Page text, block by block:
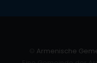
Armenische